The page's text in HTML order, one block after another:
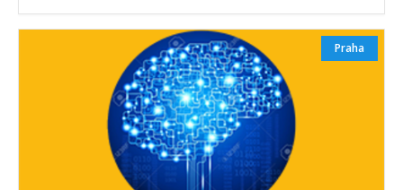
Praha